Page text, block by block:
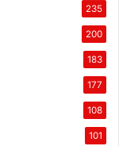
235
200
183
177
108
101